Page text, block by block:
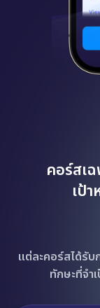
คอร์สเ
เป้
แต่ละคอร์สได้รับ
ทักษะที่จำ